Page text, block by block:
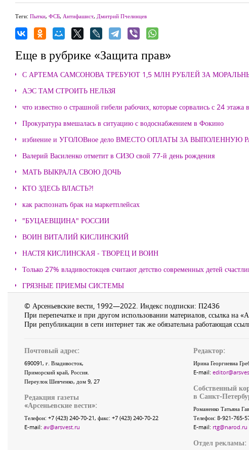
Теги: Пытки, ФСБ, Антифашист, Дмитрий Пчелинцев
Еще в рубрике «Защита прав»
С АРТЕМА САМСОНОВА ТРЕБУЮТ 1,5 МЛН РУБЛЕЙ ЗА
АЭС ТАМ СТРОИТЬ НЕЛЬЗЯ
что известно о страшной гибели рабочих, которые сорвались с 24 этажа
Прокуратура вмешалась в ситуацию с водоснабжением в Фокино
избиение и УГОЛОВное дело ВМЕСТО ОПЛАТЫ ЗА ВЫПОЛЕННУЮ
Валерий Василенко отметит в СИЗО свой 77-й день рождения
МАТЬ ВЫКРАЛА СВОЮ ДОЧЬ
КТО ЗДЕСЬ ВЛАСТЬ?!
как распознать брак на маркетплейсах
"БУЦАЕВЩИНА" РОССИИ
ВОИН ВИТАЛИЙ КИСЛИНСКИЙ
НАСТЯ КИСЛИНСКАЯ - ТВОРЕЦ И ВОИН
Только 27% владивостокцев считают детство современных детей
ГРЯЗНЫЕ ПРИЕМЫ СИСТЕМЫ
© Арсеньевские вести, 1992—2022. Индекс подписки: П2436
При перепечатке и при другом использовании материалов, ссылка на
При републикации в сети интернет так же обязательна работающая
Почтовый адрес:
690091, г. Владивосток,
Приморский край, Россия.
Переулок Шевченко, дом 9, 27
Редакция газеты
«Арсеньевские вести»:
Телефон: +7 (423) 240-70-21, факс: +7 (423) 240-70-22
E-mail: av@arsvest.ru
Редактор:
Ирина Георгиевна
E-mail:
Собственный
в Санкт-
Романенко Татьяна
Телефон: 8-921-765-
E-mail: rtg@narod.ru
Отдел рекламы: